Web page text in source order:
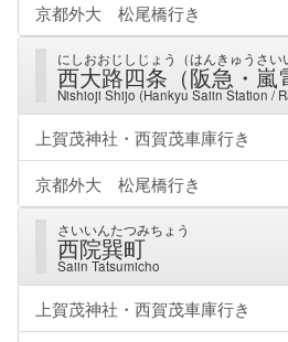
京都外大 松尾橋行き
にしおおじしじょう（はんきゅうさい
西大路四条（阪急・嵐
Nishioji Shijo (Hankyu Saiin Station /
上賀茂神社・西賀茂車庫行き
京都外大 松尾橋行き
さいいんたつみちょう
西院巽町
Saiin Tatsumicho
上賀茂神社・西賀茂車庫行き